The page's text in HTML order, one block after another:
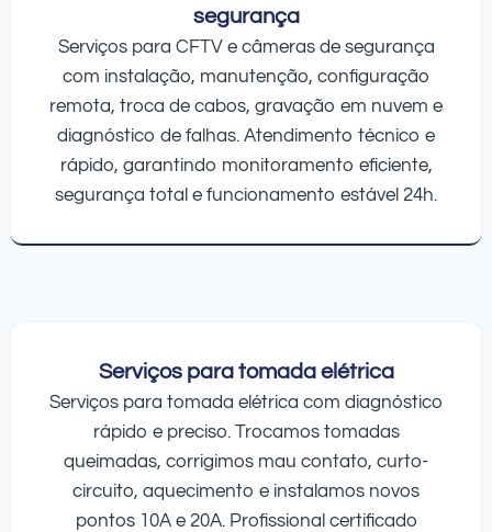
segurança
Serviços para CFTV e câmeras de segurança
com instalação, manutenção, configuração
remota, troca de cabos, gravação em nuvem e
diagnóstico de falhas. Atendimento técnico e
rápido, garantindo monitoramento eficiente,
segurança total e funcionamento estável 24h.
Serviços para tomada elétrica
Serviços para tomada elétrica com diagnóstico
rápido e preciso. Trocamos tomadas
queimadas, corrigimos mau contato, curto-
circuito, aquecimento e instalamos novos
pontos 10A e 20A. Profissional certificado